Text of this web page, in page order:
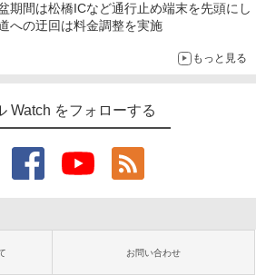
期間は松橋ICなど通行止め端末を先頭にし
への迂回は料金調整を実施
もっと見る
Watch をフォローする
お問い合わせ